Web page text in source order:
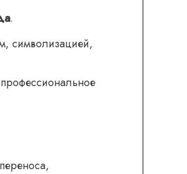
.
символизацией,